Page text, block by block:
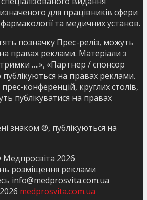
для працівників сфери
та медичних установ.
позначку Прес-реліз, можуть
правах реклами. Матеріали з
….», «Партнер / спонсор
на правах реклами.
прес-конференцій, круглих столів,
публікуватися на правах
знаком ®, публікуються на
2026
розміщення реклами
info@medprosvita.com.ua
2026 medprosvita.com.ua